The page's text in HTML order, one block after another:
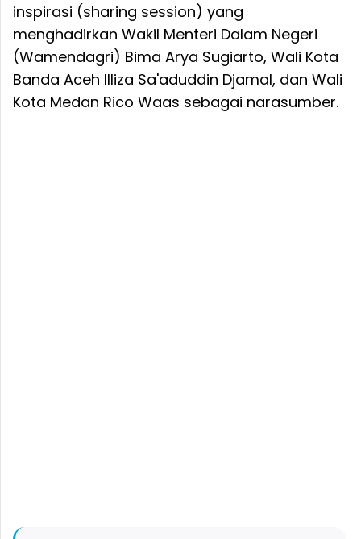
inspirasi (sharing session) yang
menghadirkan Wakil Menteri Dalam Negeri
(Wamendagri) Bima Arya Sugiarto, Wali Kota
Banda Aceh Illiza Sa'aduddin Djamal, dan Wali
Kota Medan Rico Waas sebagai narasumber.